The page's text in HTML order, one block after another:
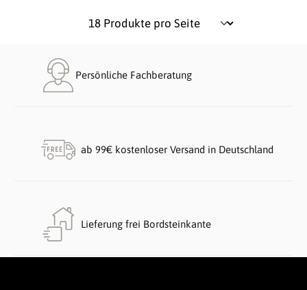
Persönliche Fachberatung
ab 99€ kostenloser Versand in Deutschland
Lieferung frei Bordsteinkante